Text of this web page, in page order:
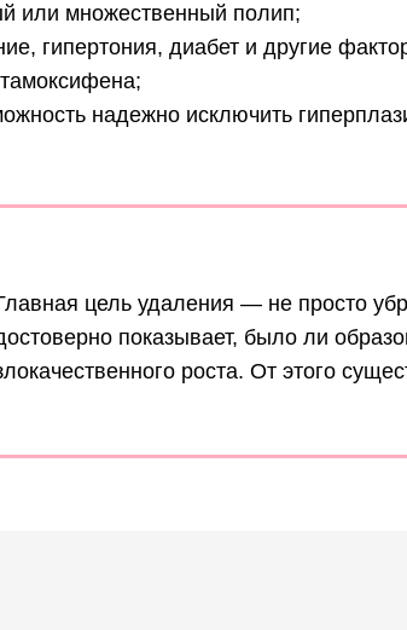
или множественный полип;
гипертония, диабет и другие
надежно исключить
цель удаления — не просто
показывает, было ли
роста. От этого